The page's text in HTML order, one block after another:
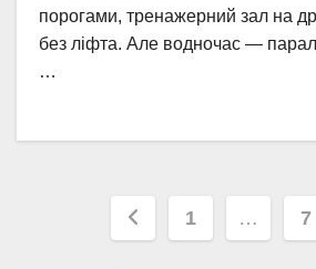
порогами, тренажерний зал на
без ліфта. Але водночас —
…
Пагінація
1 … 7